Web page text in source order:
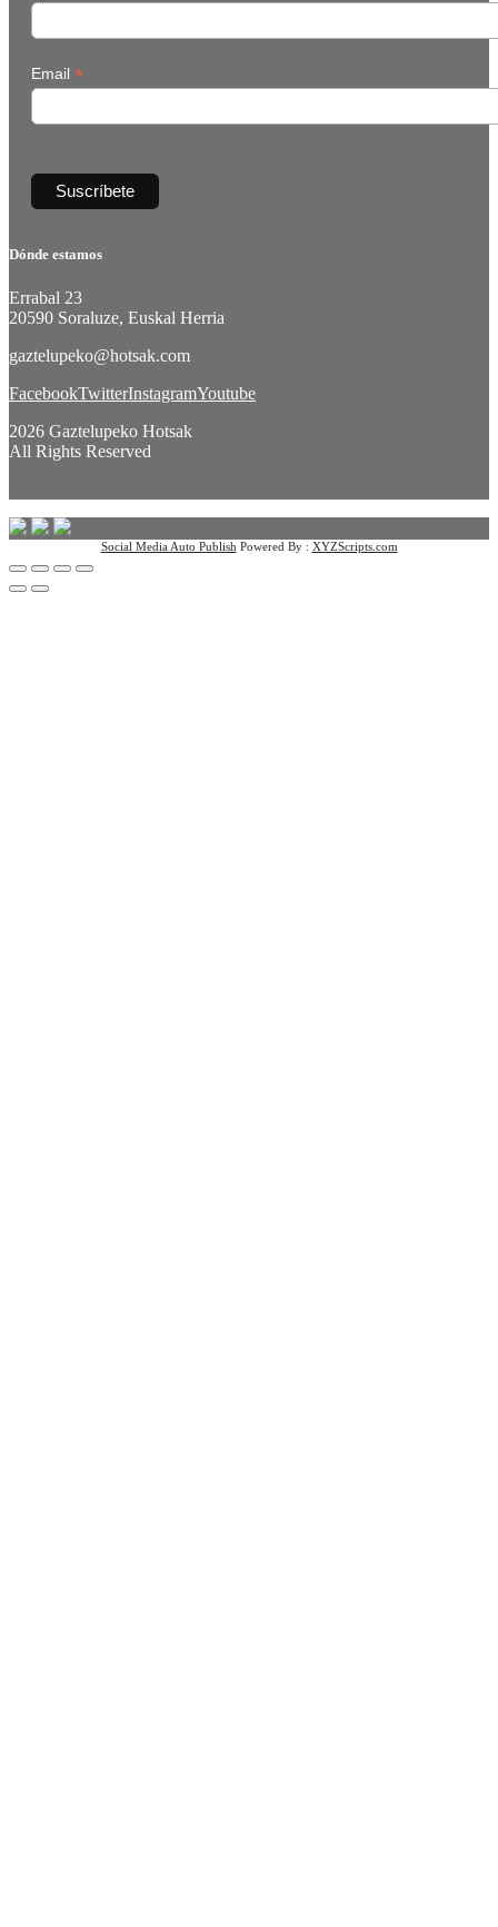
Email *
Dónde estamos
Errabal 23
20590 Soraluze, Euskal Herria
gaztelupeko@hotsak.com
FacebookTwitterInstagramYoutube
2026 Gaztelupeko Hotsak
All Rights Reserved
Social Media Auto Publish Powered By : XYZScripts.com